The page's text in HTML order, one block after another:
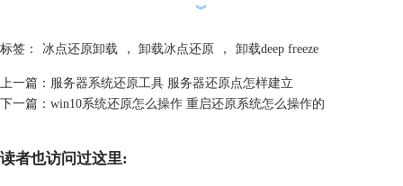
︾
标签： 冰点还原卸载 ， 卸载冰点还原 ， 卸载deep freeze
上一篇： 服务器系统还原工具 服务器还原点怎样建立
下一篇： win10系统还原怎么操作 重启还原系统怎么操作的
读者也访问过这里: